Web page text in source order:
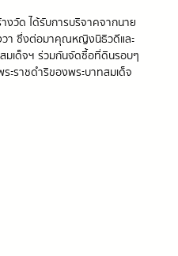
วัด ได้รับการบริจาคจากนาย
า ซึ่งต่อมาคุณหญิงนิธิวดีและ
มเด็จฯ ร่วมกันจัดซื้อที่ดินรอบๆ
ะราชดำริของพระบาทสมเด็จ